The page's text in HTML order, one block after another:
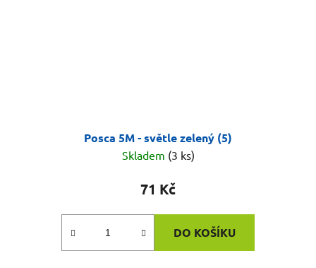
Posca 5M - světle zelený (5)
Skladem (3 ks)
71 Kč
DO KOŠÍKU